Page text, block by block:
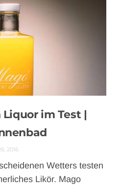
im Test |
2016
Wetters testen
Likör. Mago